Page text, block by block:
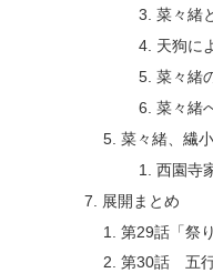
菜々緒
天狗に
菜々緒
菜々緒
菜々緒、繊
西園寺
展開まとめ
第29話「祭り
第30話 五